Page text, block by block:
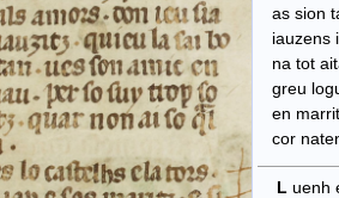
as sion
iauzens
na tot
greu
en
cor
L uenh